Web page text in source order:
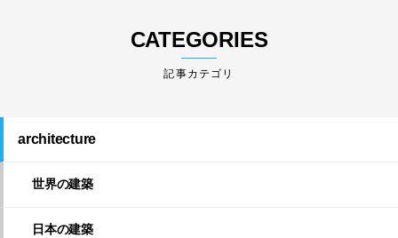
CATEGORIES
architecture
世界の建築
日本の建築